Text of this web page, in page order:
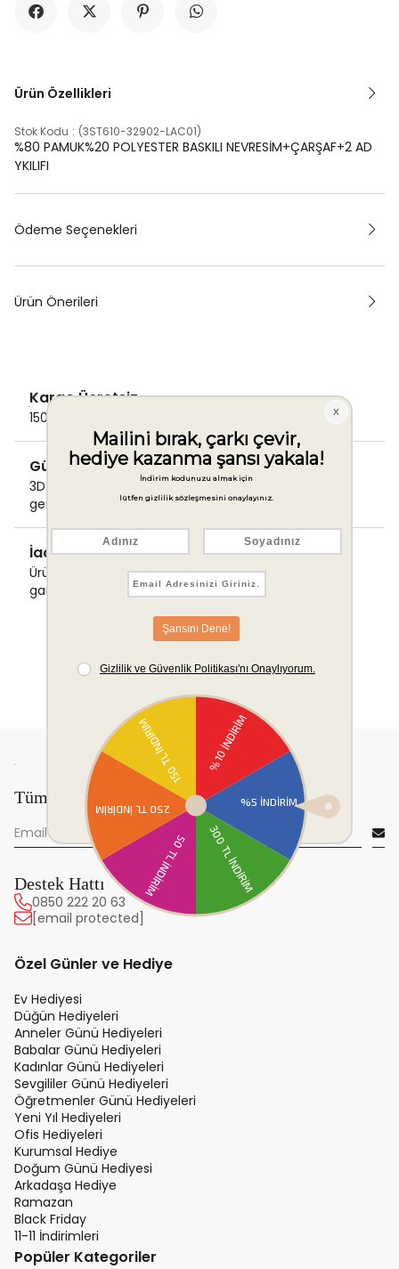
Ürün Özellikleri
Stok Kodu (3ST610-32902-LAC01)
%80 PAMUK%20 POLYESTER BASKILI NEVRESİM+ÇARŞAF+2 AD
YKILIFI
Ödeme Seçenekleri
Ürün Önerileri
Kargo Ücretsiz
1500 TL ve üzeri alışverişlerde Kargo bedava!
Güvenli Ödeme
3D Secure ile güvenli ödemenizi
gerçekleştirin.
İade & Değişim Garantisi
Ürünlerinizde sorunsuz iade ve değişim
garantisi.
Tüm yeniliklerden önce sen haberdar ol!
Destek Hattı
0850 222 20 63
[email protected]
Özel Günler ve Hediye
Ev Hediyesi
Düğün Hediyeleri
Anneler Günü Hediyeleri
Babalar Günü Hediyeleri
Kadınlar Günü Hediyeleri
Sevgililer Günü Hediyeleri
Öğretmenler Günü Hediyeleri
Yeni Yıl Hediyeleri
Ofis Hediyeleri
Kurumsal Hediye
Doğum Günü Hediyesi
Arkadaşa Hediye
Ramazan
Black Friday
11-11 İndirimleri
Popüler Kategoriler